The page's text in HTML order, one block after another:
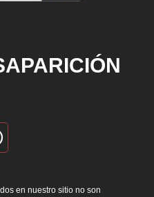
en nuestro sitio no son